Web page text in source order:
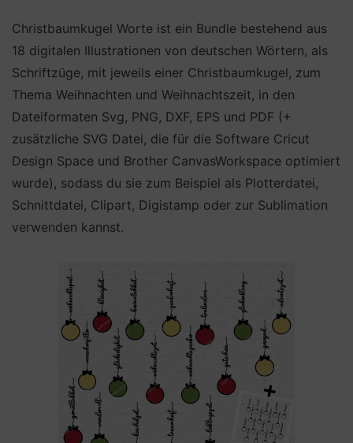
Christbaumkugel Worte ist ein Bundle bestehend aus
18 digitalen Illustrationen von deutschen Wörtern, als
Schriftzüge, mit jeweils einer Christbaumkugel, zum
Thema Weihnachten und Weihnachtszeit, in den
Dateiformaten Svg, PNG, DXF, EPS und PDF (+
zusätzliche SVG Datei, die für die Software Cricut
Design Space und Brother CanvasWorkspace optimiert
wurde), sodass du sie zum Beispiel als Plotterdatei,
Schnittdatei, Clipart, Digistamp oder zur Sublimation
verwenden kannst.